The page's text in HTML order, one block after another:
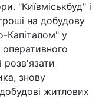
"Київміськбуд" і
на добудову
Капіталом" у
розв'язати
знову
житлових